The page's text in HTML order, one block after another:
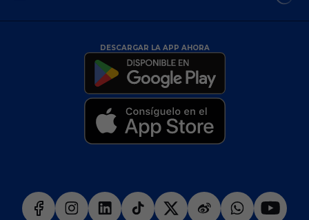
DESCARGAR LA APP AHORA